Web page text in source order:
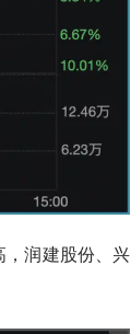
，润建股份、兴